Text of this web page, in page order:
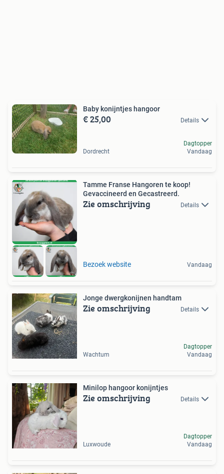
Baby konijntjes hangoor
€ 25,00 Details
Dordrecht
Dagtopper
Vandaag
Tamme Franse Hangoren te koop!
Gevaccineerd en Gecastreerd.
Zie omschrijving Details
Bezoek website Vandaag
Jonge dwergkonijnen handtam
Zie omschrijving Details
Wachtum
Dagtopper
Vandaag
Minilop hangoor konijntjes
Zie omschrijving Details
Luxwoude
Dagtopper
Vandaag